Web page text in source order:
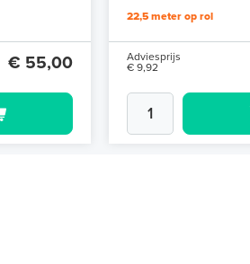
€ 55,00
22,5 meter op rol
Adviesprijs
€ 9,92